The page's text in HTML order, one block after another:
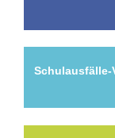
Schulausfälle-